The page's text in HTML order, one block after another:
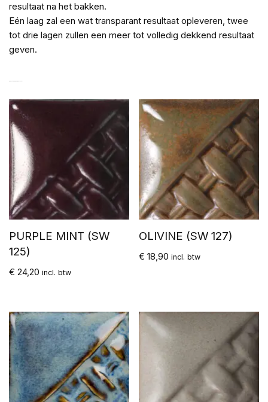
resultaat na het bakken.
Eén laag zal een wat transparant resultaat opleveren, twee
tot drie lagen zullen een meer tot volledig dekkend resultaat
geven.
PURPLE MINT (SW
125)
€ 24,20 incl. btw
OLIVINE (SW 127)
€ 18,90 incl. btw